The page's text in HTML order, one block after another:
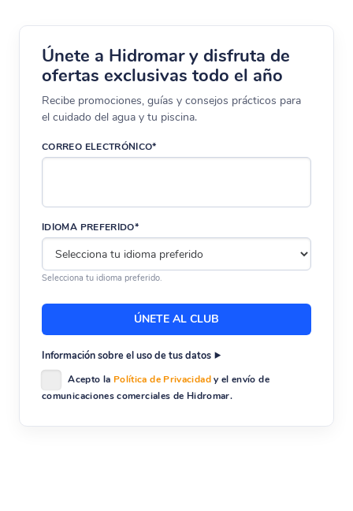
Únete a Hidromar y disfruta de
ofertas exclusivas todo el año
Recibe promociones, guías y consejos prácticos para
el cuidado del agua y tu piscina.
CORREO ELECTRÓNICO*
IDIOMA PREFERIDO*
Selecciona tu idioma preferido.
Información sobre el uso de tus datos
Acepto la Política de Privacidady el envío de
comunicaciones comerciales de Hidromar.